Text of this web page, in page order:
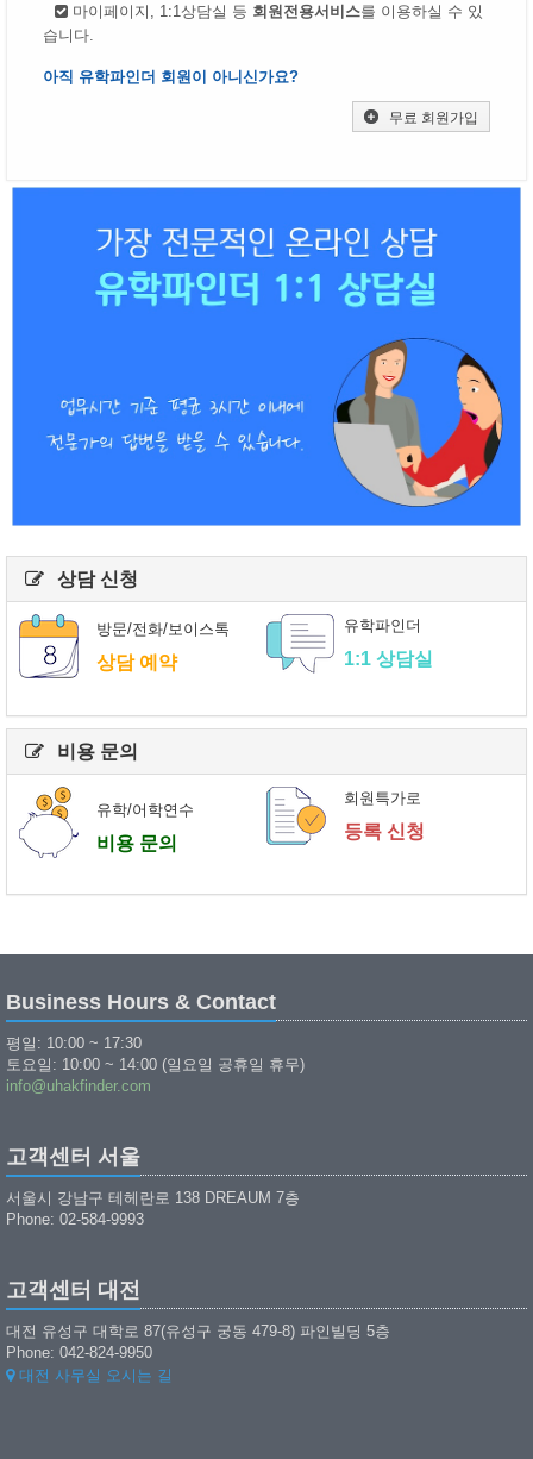
마이페이지, 1:1상담실 등 회원전용서비스를 이용하실 수 있
습니다.
아직 유학파인더 회원이 아니신가요?
무료 회원가입
상담 신청
방문/전화/보이스톡
상담 예약
유학파인더
1:1 상담실
비용 문의
유학/어학연수
비용 문의
회원특가로
등록 신청
Business Hours & Contact
평일: 10:00 ~ 17:30
토요일: 10:00 ~ 14:00 (일요일 공휴일 휴무)
info@uhakfinder.com
고객센터 서울
서울시 강남구 테헤란로 138 DREAUM 7층
Phone: 02-584-9993
고객센터 대전
대전 유성구 대학로 87(유성구 궁동 479-8) 파인빌딩 5층
Phone: 042-824-9950
대전 사무실 오시는 길